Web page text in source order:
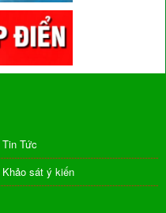
Tin Tức
Khảo sát ý kiến